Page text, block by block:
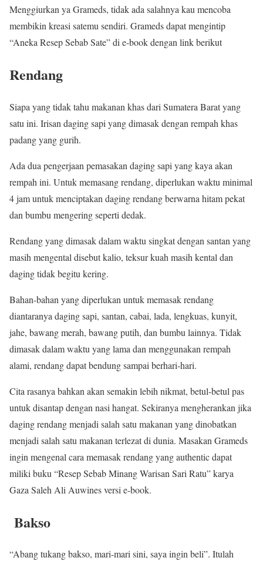
Menggiurkan ya Grameds, tidak ada salahnya kau mencoba
membikin kreasi satemu sendiri. Grameds dapat mengintip
“Aneka Resep Sebab Sate” di e-book dengan link berikut
Rendang
Siapa yang tidak tahu makanan khas dari Sumatera Barat yang
satu ini. Irisan daging sapi yang dimasak dengan rempah khas
padang yang gurih.
Ada dua pengerjaan pemasakan daging sapi yang kaya akan
rempah ini. Untuk memasang rendang, diperlukan waktu minimal
4 jam untuk menciptakan daging rendang berwarna hitam pekat
dan bumbu mengering seperti dedak.
Rendang yang dimasak dalam waktu singkat dengan santan yang
masih mengental disebut kalio, teksur kuah masih kental dan
daging tidak begitu kering.
Bahan-bahan yang diperlukan untuk memasak rendang
diantaranya daging sapi, santan, cabai, lada, lengkuas, kunyit,
jahe, bawang merah, bawang putih, dan bumbu lainnya. Tidak
dimasak dalam waktu yang lama dan menggunakan rempah
alami, rendang dapat bendung sampai berhari-hari.
Cita rasanya bahkan akan semakin lebih nikmat, betul-betul pas
untuk disantap dengan nasi hangat. Sekiranya mengherankan jika
daging rendang menjadi salah satu makanan yang dinobatkan
menjadi salah satu makanan terlezat di dunia. Masakan Grameds
ingin mengenal cara memasak rendang yang authentic dapat
miliki buku “Resep Sebab Minang Warisan Sari Ratu” karya
Gaza Saleh Ali Auwines versi e-book.
Bakso
“Abang tukang bakso, mari-mari sini, saya ingin beli”. Itulah